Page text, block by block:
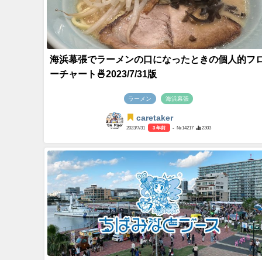
海浜幕張でラーメンの口になったときの個人的フ
ーチャート🍜2023/7/31版
ラーメン 海浜幕張
caretaker
2023/7/31 3 年前 - №14217 2303